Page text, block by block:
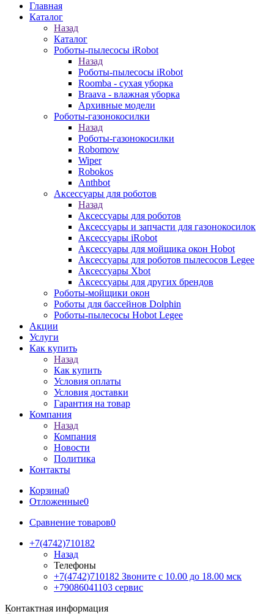
Главная
Каталог
Назад
Каталог
Роботы-пылесосы iRobot
Назад
Роботы-пылесосы iRobot
Roomba - сухая уборка
Braava - влажная уборка
Архивные модели
Роботы-газонокосилки
Назад
Роботы-газонокосилки
Robomow
Wiper
Robokos
Anthbot
Аксессуары для роботов
Назад
Аксессуары для роботов
Аксессуары и запчасти для газонокосилок
Аксессуары iRobot
Аксессуары для мойщика окон Hobot
Аксессуары для роботов пылесосов Legee
Аксессуары Xbot
Аксессуары для других брендов
Роботы-мойщики окон
Роботы для бассейнов Dolphin
Роботы-пылесосы Hobot Legee
Акции
Услуги
Как купить
Назад
Как купить
Условия оплаты
Условия доставки
Гарантия на товар
Компания
Назад
Компания
Новости
Политика
Контакты
Корзина0
Отложенные0
Сравнение товаров0
+7(4742)710182
Назад
Телефоны
+7(4742)710182 Звоните с 10.00 до 18.00 мск
+79086041103 сервис
Контактная информация